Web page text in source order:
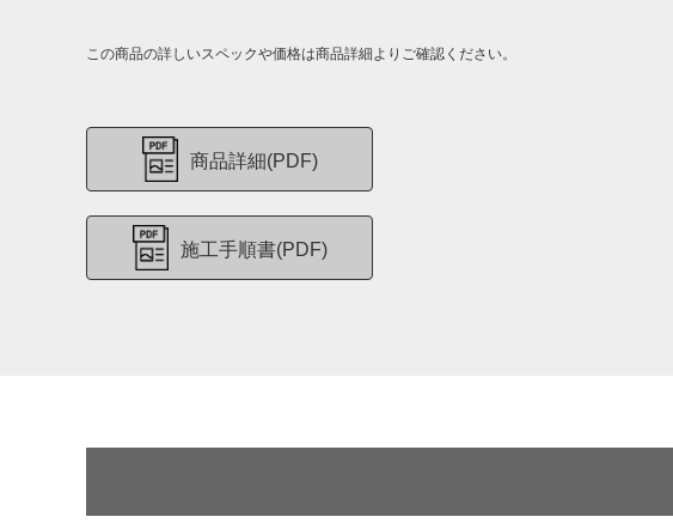
この商品の詳しいスペックや価格は商品詳細よりご確認ください。
商品詳細(PDF)
施工手順書(PDF)